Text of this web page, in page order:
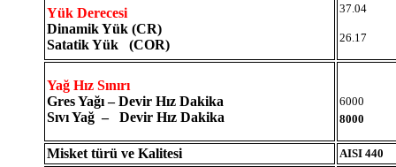
Yük Derecesi
Dinamik Yük (CR)
Satatik Yük (COR)
37.04
26.17
Yağ Hız Sınırı
Gres Yağı – Devir Hız Dakika
Sıvı Yağ – Devir Hız Dakika
6000
8000
Misket türü ve Kalitesi AISI 440